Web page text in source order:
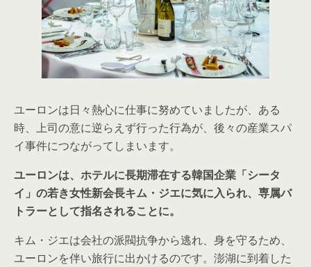
ユーロンは日々熱心に仕事に努めていましたが、ある
時、上司の意に逆らえず行った行為が、後々の産業スパ
イ事件につながってしまいます。
ユーロンは、ホテルに長期滞在する韓国企業「シータ
イ」の若き女性新会長キム・ジエに気に入られ、専属バ
トラーとして指名されることに。
キム・ジエは会社の派閥抗争から逃れ、身を守るため、
ユーロンを伴い旅行に出かけるのです。澎湖に到着した